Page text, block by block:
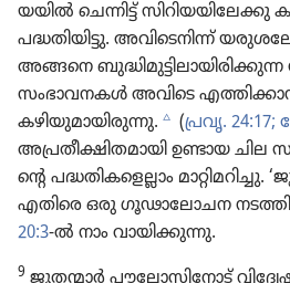
യ​യിൽ ചെന്നിട്ട്‌
പദ്ധതി​യി​ട്ടു. അവി​ടെ​നിന്ന്‌
അങ്ങനെ
സംഭാ​വ​നകൾ അവിടെ
കഴിയു​മാ​യി​രു​ന്നു. c (പ്രവൃ. 24:17;
അപ്രതീ​ക്ഷി​ത​മാ​യി ഉണ്ടായ
ന്റെ പദ്ധതി​ക​ളെ​ല്ലാം
എതിരെ ഒരു ഗൂഢാ​ലോ​ചന
20:3-ൽ നാം വായി​ക്കു​ന്നു.
9